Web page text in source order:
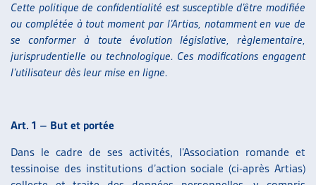
RESSOURCES
THÉMATIQUES
GUIDE SOCIAL ROMAND
AUTRES
PROJETS ET ACTIVITÉS
JOURNÉES D’AUTOMNE
Cette politique de confidentialité est susceptible d’être modifiée
ou complétée à tout moment par l’Artias, notamment en vue de
se conformer à toute évolution législative, règlementaire,
jurisprudentielle ou technologique. Ces modifications engagent
l’utilisateur dès leur mise en ligne.
Art. 1 – But et portée
Dans le cadre de ses activités, l’Association romande et
tessinoise des institutions d’action sociale (ci-après Artias)